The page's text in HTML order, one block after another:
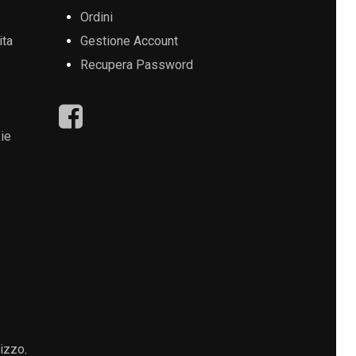
Ordini
Gestione Account
Recupera Password
.